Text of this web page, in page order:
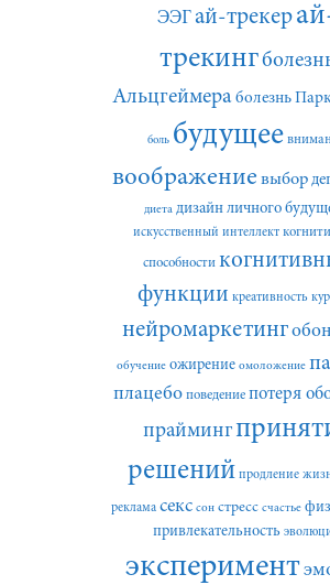
ЭЭГай-трекер
трекинг
Альцгеймера болезнь
боль будущее
воображение выбор
диета дизайн личного
искусственный интеллект
способности
функции креативность
нейромаркетинг
обучение ожирение омоложение
плацебо поведение потеря
прайминг
решений продление
реклама секс сон стресс счастье
привлекательность
эксперимент